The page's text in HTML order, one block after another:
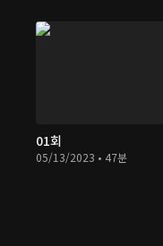
01회
05/13/2023 • 47분